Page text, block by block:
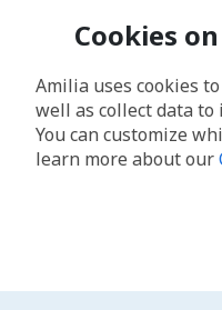
Cookies
Amilia uses cookies
well as collect data to
You can customize
learn more about our